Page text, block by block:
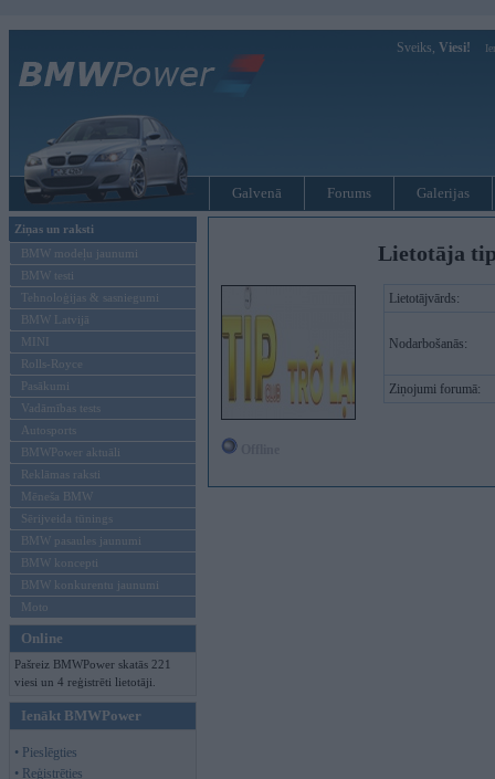
Sveiks, Viesi!
Galvenā Forums Galerijas
Ziņas un raksti
BMW modeļu jaunumi
BMW testi
Tehnoloģijas & sasniegumi
BMW Latvijā
MINI
Rolls-Royce
Pasākumi
Vadāmības tests
Autosports
BMWPower aktuāli
Reklāmas raksti
Mēneša BMW
Sērijveida tūnings
BMW pasaules jaunumi
BMW koncepti
BMW konkurentu jaunumi
Moto
Online
Pašreiz BMWPower skatās 221
viesi un 4 reģistrēti lietotāji.
Ienākt BMWPower
• Pieslēgties
• Reģistrēties
Lietotāja
Lietotājvārds:
Nodarbošanās:
Ziņojumi forumā: